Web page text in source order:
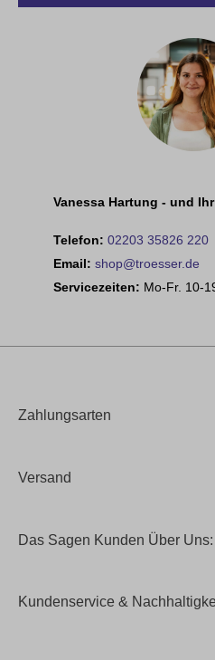
Vanessa Hartung - und
Telefon: 02203 35826 220
Email: shop@troesser.de
Servicezeiten: Mo-Fr. 10-
Zahlungsarten
Versand
Das Sagen Kunden Über Uns:
Kundenservice &